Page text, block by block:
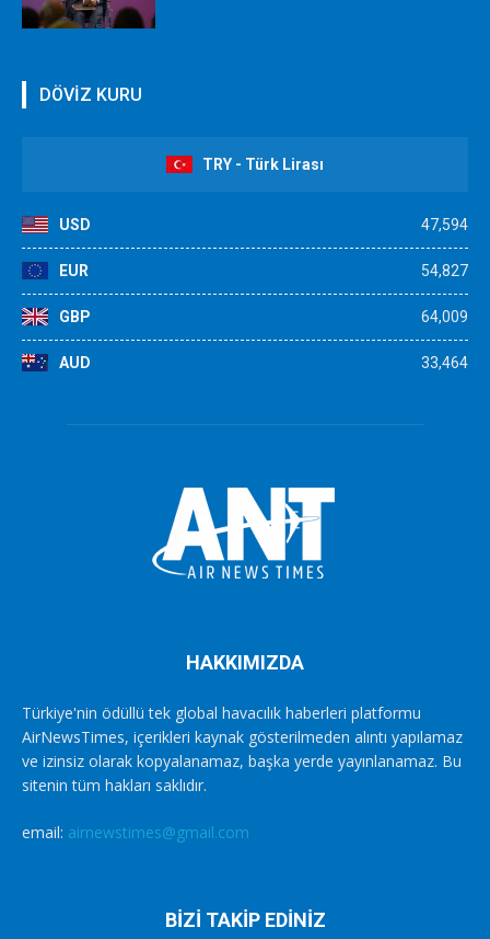
DÖVİZ KURU
TRY - Türk Lirası
USD 47,594
EUR 54,827
GBP 64,009
AUD 33,464
HAKKIMIZDA
Türkiye'nin ödüllü tek global havacılık haberleri platformu
AirNewsTimes, içerikleri kaynak gösterilmeden alıntı yapılamaz
ve izinsiz olarak kopyalanamaz, başka yerde yayınlanamaz. Bu
sitenin tüm hakları saklıdır.
email: airnewstimes@gmail.com
BİZİ TAKİP EDİNİZ